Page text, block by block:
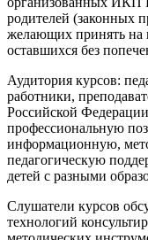
родителей (законных
желающих принять на
оставшихся без
Аудитория курсов:
работники,
Российской
профессиональную
информационную,
педагогическую
детей с разными
Слушатели курсов
технологий